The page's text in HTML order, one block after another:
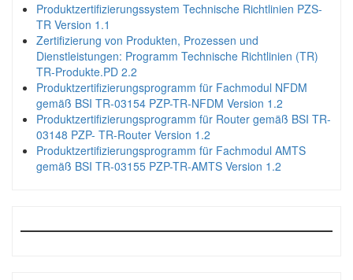
Produktzertifizierungssystem Technische Richtlinien PZS-
TR Version 1.1
Zertifizierung von Produkten, Prozessen und
Dienstleistungen: Programm Technische Richtlinien (TR)
TR-Produkte.PD 2.2
Produktzertifizierungsprogramm für Fachmodul NFDM
gemäß BSI TR-03154 PZP-TR-NFDM Version 1.2
Produktzertifizierungsprogramm für Router gemäß BSI TR-
03148 PZP- TR-Router Version 1.2
Produktzertifizierungsprogramm für Fachmodul AMTS
gemäß BSI TR-03155 PZP-TR-AMTS Version 1.2